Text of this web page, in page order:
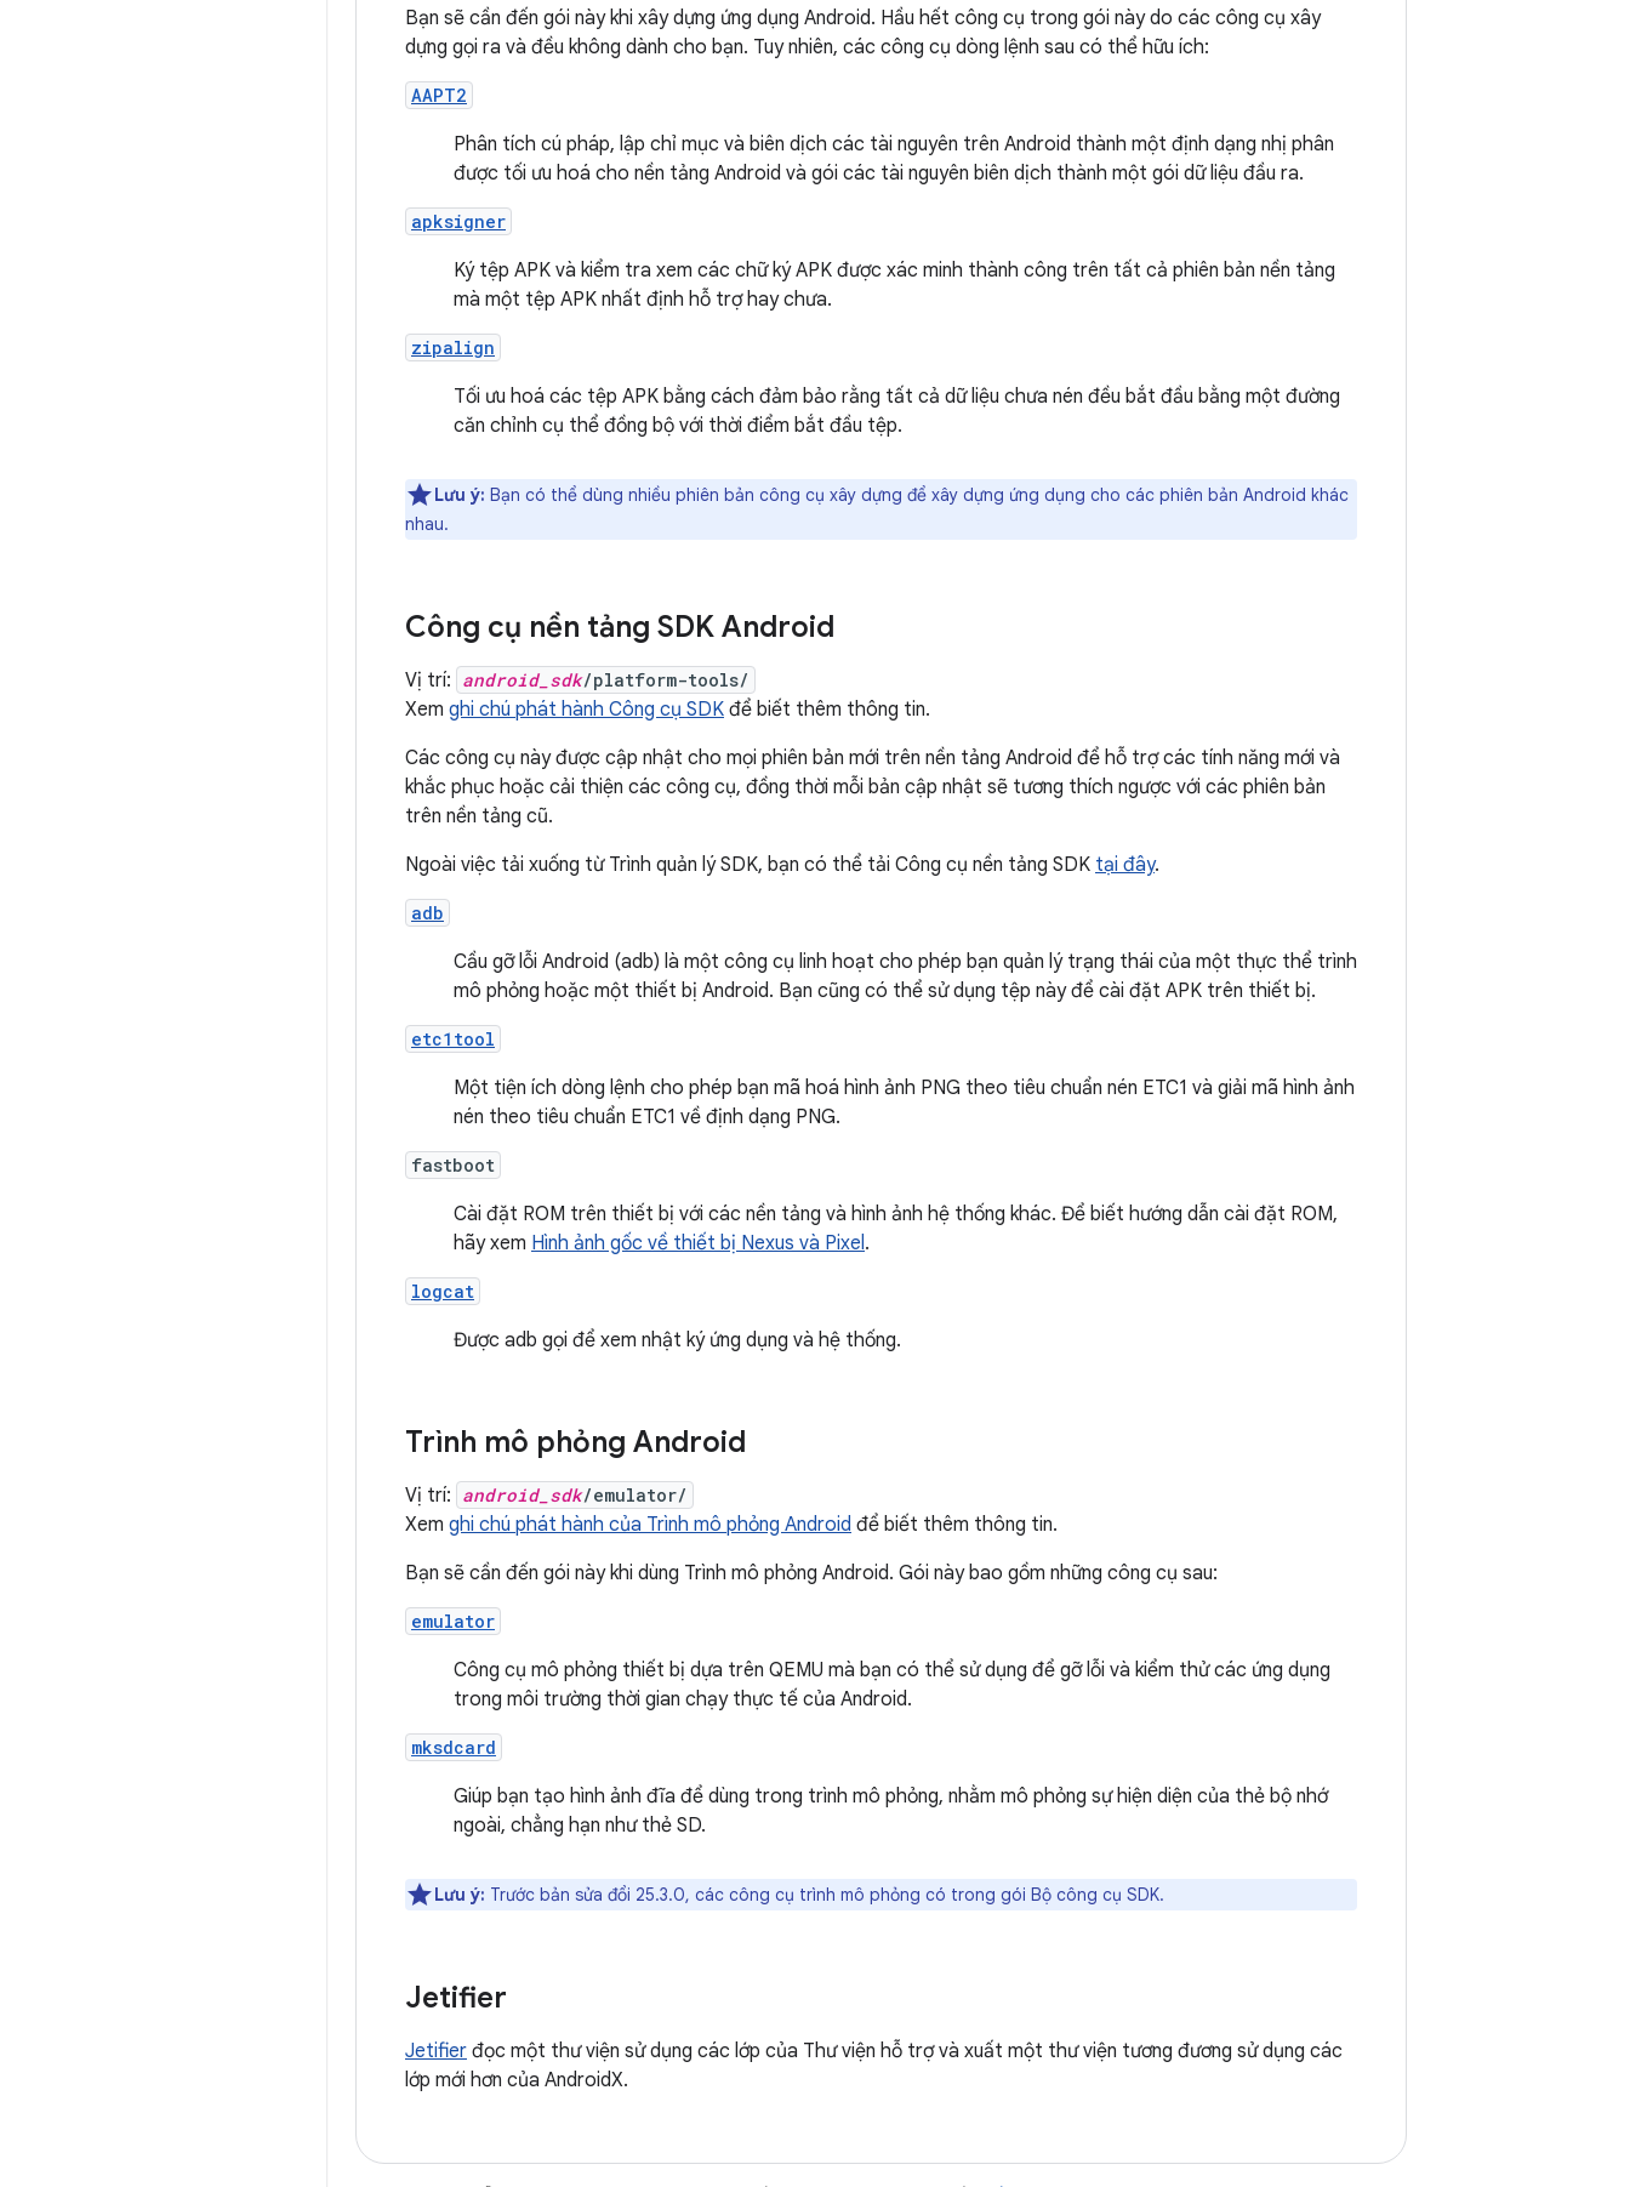
Bạn sẽ cần đến gói này khi xây dựng ứng dụng Android. Hầu hết công cụ trong gói này do các công cụ xây
dựng gọi ra và đều không dành cho bạn. Tuy nhiên, các công cụ dòng lệnh sau có thể hữu ích:
AAPT2
Phân tích cú pháp, lập chỉ mục và biên dịch các tài nguyên trên Android thành một định dạng nhị phân
được tối ưu hoá cho nền tảng Android và gói các tài nguyên biên dịch thành một gói dữ liệu đầu ra.
apksigner
Ký tệp APK và kiểm tra xem các chữ ký APK được xác minh thành công trên tất cả phiên bản nền tảng
mà một tệp APK nhất định hỗ trợ hay chưa.
zipalign
Tối ưu hoá các tệp APK bằng cách đảm bảo rằng tất cả dữ liệu chưa nén đều bắt đầu bằng một đường
căn chỉnh cụ thể đồng bộ với thời điểm bắt đầu tệp.
Lưu ý: Bạn có thể dùng nhiều phiên bản công cụ xây dựng để xây dựng ứng dụng cho các phiên bản Android khác
nhau.
Công cụ nền tảng SDK Android
Vị trí: android_sdk/platform-tools/
Xem ghi chú phát hành Công cụ SDK để biết thêm thông tin.
Các công cụ này được cập nhật cho mọi phiên bản mới trên nền tảng Android để hỗ trợ các tính năng mới và
khắc phục hoặc cải thiện các công cụ, đồng thời mỗi bản cập nhật sẽ tương thích ngược với các phiên bản
trên nền tảng cũ.
Ngoài việc tải xuống từ Trình quản lý SDK, bạn có thể tải Công cụ nền tảng SDK tại đây.
adb
Cầu gỡ lỗi Android (adb) là một công cụ linh hoạt cho phép bạn quản lý trạng thái của một thực thể trình
mô phỏng hoặc một thiết bị Android. Bạn cũng có thể sử dụng tệp này để cài đặt APK trên thiết bị.
etc1tool
Một tiện ích dòng lệnh cho phép bạn mã hoá hình ảnh PNG theo tiêu chuẩn nén ETC1 và giải mã hình ảnh
nén theo tiêu chuẩn ETC1 về định dạng PNG.
fastboot
Cài đặt ROM trên thiết bị với các nền tảng và hình ảnh hệ thống khác. Để biết hướng dẫn cài đặt ROM,
hãy xem Hình ảnh gốc về thiết bị Nexus và Pixel.
logcat
Được adb gọi để xem nhật ký ứng dụng và hệ thống.
Trình mô phỏng Android
Vị trí: android_sdk/emulator/
Xem ghi chú phát hành của Trình mô phỏng Android để biết thêm thông tin.
Bạn sẽ cần đến gói này khi dùng Trình mô phỏng Android. Gói này bao gồm những công cụ sau:
emulator
Công cụ mô phỏng thiết bị dựa trên QEMU mà bạn có thể sử dụng để gỡ lỗi và kiểm thử các ứng dụng
trong môi trường thời gian chạy thực tế của Android.
mksdcard
Giúp bạn tạo hình ảnh đĩa để dùng trong trình mô phỏng, nhằm mô phỏng sự hiện diện của thẻ bộ nhớ
ngoài, chẳng hạn như thẻ SD.
Lưu ý: Trước bản sửa đổi 25.3.0, các công cụ trình mô phỏng có trong gói Bộ công cụ SDK.
Jetifier
Jetifier đọc một thư viện sử dụng các lớp của Thư viện hỗ trợ và xuất một thư viện tương đương sử dụng các
lớp mới hơn của AndroidX.